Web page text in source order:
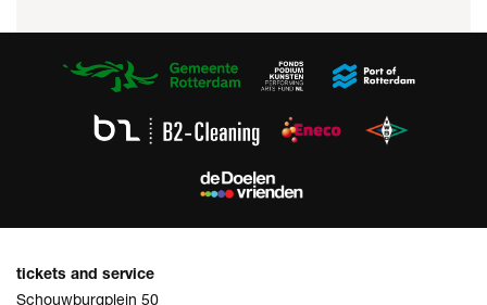
tickets and service
Schouwburgplein 50